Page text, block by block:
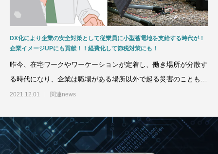
DX化により企業の安全対策として従業員に小型蓄電地を支給する時代が！
企業イメージUPにも貢献！！経費化して節税対策にも！
昨今、在宅ワークやワーケーションが定着し、働き場所が分散す
る時代になり、企業は職場がある場所以外で起る災害のことも念
頭に考えておかなければ
2021.12.01 関連news